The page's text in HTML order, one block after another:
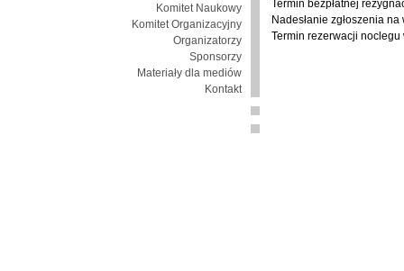
Komitet Naukowy
Komitet Organizacyjny
Organizatorzy
Sponsorzy
Materiały dla mediów
Kontakt
Termin bezpłatnej
Nadesłanie zgłoszenia na
Termin rezerwacji